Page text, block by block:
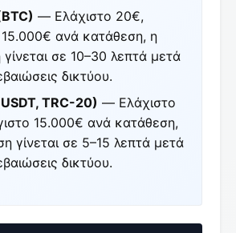
— Ελάχιστο 20€,
15.000€ ανά κατάθεση, η
σε 10–30 λεπτά μετά
δικτύου.
TRC-20) — Ελάχιστο
15.000€ ανά κατάθεση,
γίνεται σε 5–15 λεπτά μετά
δικτύου.